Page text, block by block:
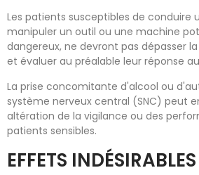
Les patients susceptibles de conduire
manipuler un outil ou une machine
dangereux, ne devront pas dépasser
et évaluer au préalable leur réponse
La prise concomitante d'alcool ou
système nerveux central (SNC) peut
altération de la vigilance ou des
patients sensibles.
EFFETS INDÉSIRABLES